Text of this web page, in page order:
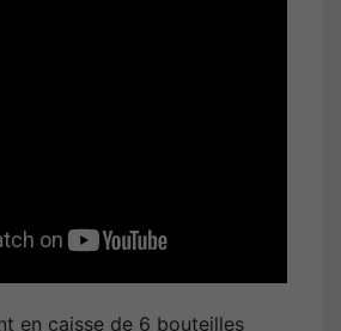
en caisse de 6 bouteilles